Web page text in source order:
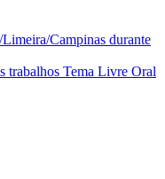
Campinas durante
trabalhos Tema Livre Oral